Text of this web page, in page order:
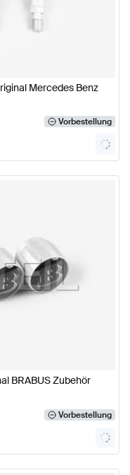
Mercedes Benz
Vorbestellung
BRABUS Zubehör
Vorbestellung